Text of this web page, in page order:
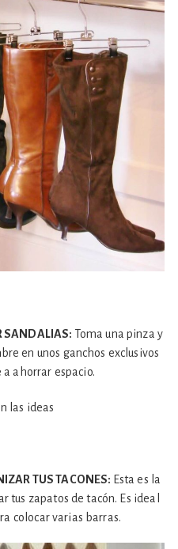
SANDALIAS: Toma una pinza y
en unos ganchos exclusivos
ahorrar espacio.
TUS TACONES: Esta es la
tus zapatos de tacón. Es ideal
colocar varias barras.